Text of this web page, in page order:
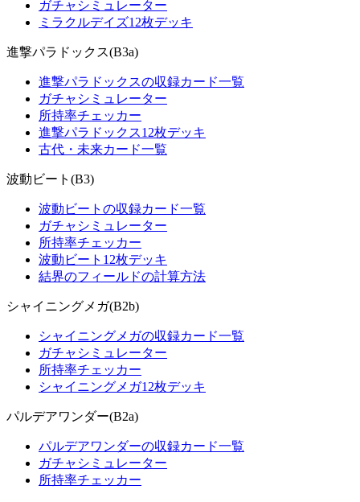
ガチャシミュレーター
ミラクルデイズ12枚デッキ
進撃パラドックス(B3a)
進撃パラドックスの収録カード一覧
ガチャシミュレーター
所持率チェッカー
進撃パラドックス12枚デッキ
古代・未来カード一覧
波動ビート(B3)
波動ビートの収録カード一覧
ガチャシミュレーター
所持率チェッカー
波動ビート12枚デッキ
結界のフィールドの計算方法
シャイニングメガ(B2b)
シャイニングメガの収録カード一覧
ガチャシミュレーター
所持率チェッカー
シャイニングメガ12枚デッキ
パルデアワンダー(B2a)
パルデアワンダーの収録カード一覧
ガチャシミュレーター
所持率チェッカー